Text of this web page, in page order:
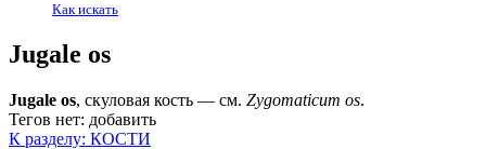
Как искать
Jugale os
Jugale os, скуловая кость — см. Zygomaticum os.
Тегов нет: добавить
К разделу: КОСТИ